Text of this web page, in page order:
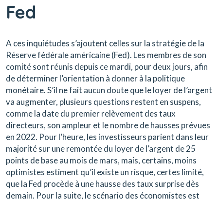
Fed
A ces inquiétudes s’ajoutent celles sur la stratégie de la
Réserve fédérale américaine (Fed). Les membres de son
comité sont réunis depuis ce mardi, pour deux jours, afin
de déterminer l’orientation à donner à la politique
monétaire. S’il ne fait aucun doute que le loyer de l’argent
va augmenter, plusieurs questions restent en suspens,
comme la date du premier relèvement des taux
directeurs, son ampleur et le nombre de hausses prévues
en 2022. Pour l’heure, les investisseurs parient dans leur
majorité sur une remontée du loyer de l’argent de 25
points de base au mois de mars, mais, certains, moins
optimistes estiment qu’il existe un risque, certes limité,
que la Fed procède à une hausse des taux surprise dès
demain. Pour la suite, le scénario des économistes est